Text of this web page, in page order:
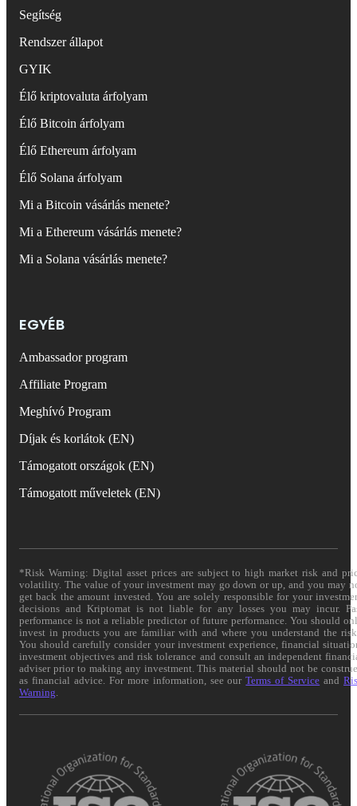
Segítség
Rendszer állapot
GYIK
Élő kriptovaluta árfolyam
Élő Bitcoin árfolyam
Élő Ethereum árfolyam
Élő Solana árfolyam
Mi a Bitcoin vásárlás menete?
Mi a Ethereum vásárlás menete?
Mi a Solana vásárlás menete?
EGYÉB
Ambassador program
Affiliate Program
Meghívó Program
Díjak és korlátok (EN)
Támogatott országok (EN)
Támogatott műveletek (EN)
*Risk Warning: Digital asset prices are subject to high market risk and
volatility. The value of your investment may go down or up, and you may
get back the amount invested. You are solely responsible for your
decisions and Kriptomat is not liable for any losses you may incur.
performance is not a reliable predictor of future performance. You should
invest in products you are familiar with and where you understand the
You should carefully consider your investment experience, financial
investment objectives and risk tolerance and consult an independent
adviser prior to making any investment. This material should not be
as financial advice. For more information, see ourTerms of Service and
Warning